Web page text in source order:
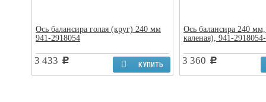
Ось балансира голая (круг) 240 мм
941-2918054
3 433 c
КУПИТЬ
Ось балансира 240
каленая), 941-
3 360 c